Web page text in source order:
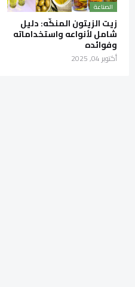
الصناعة
زيت الزيتون المنكّه: دليل
شامل لأنواعه واستخداماته
وفوائده
أكتوبر 04, 2025